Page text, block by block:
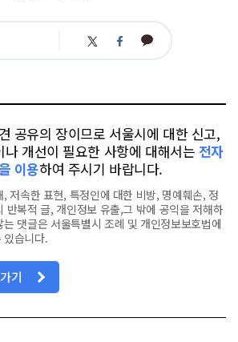
트 페 카
공유의 장이므로 서울시에 대한 신고,
개선이 필요한 사항에 대해서는 전자
이용하여 주시기 바랍니다.
저속한 표현, 특정인에 대한 비방, 명예훼손, 정
반복적 글, 개인정보 유출,그 밖에 공익을 저해하
댓글은 서울특별시 조례 및 개인정보보호법에
있습니다.
기